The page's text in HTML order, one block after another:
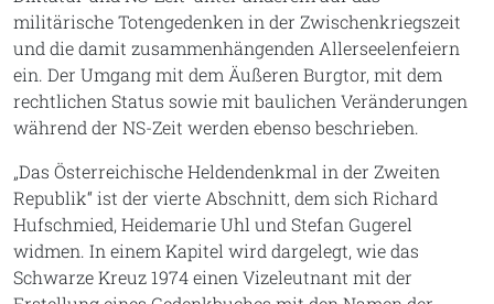
militärische Totengedenken in der Zwischenkriegszeit
und die damit zusammenhängenden Allerseelenfeiern
ein. Der Umgang mit dem Äußeren Burgtor, mit dem
rechtlichen Status sowie mit baulichen Veränderungen
während der NS-Zeit werden ebenso beschrieben.
„Das Österreichische Heldendenkmal in der Zweiten
Republik“ ist der vierte Abschnitt, dem sich Richard
Hufschmied, Heidemarie Uhl und Stefan Gugerel
widmen. In einem Kapitel wird dargelegt, wie das
Schwarze Kreuz 1974 einen Vizeleutnant mit der